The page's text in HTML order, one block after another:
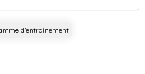
d'entrainement